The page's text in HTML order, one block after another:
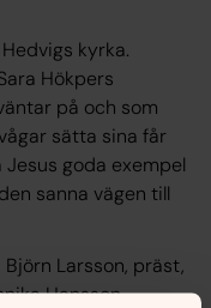
kyrka.
Hökpers
på och som
sätta sina får
goda exempel
sanna vägen till
Larsson, präst,
Hansson,